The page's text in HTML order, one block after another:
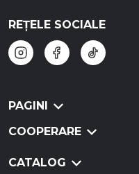
REȚELE SOCIALE
PAGINI
COOPERARE
CATALOG